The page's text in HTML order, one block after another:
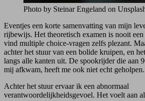
Photo by Steinar Engeland on
Eventjes een korte samenvatting van mijn
rijbewijs. Het theoretisch examen is nooit
vind multiple choice-vragen zelfs plezant.
achter het stuur van een bolide kruipen, en
langs alle kanten uit. De spookrijder die aan
mij afkwam, heeft me ook niet echt geholpen.
Achter het stuur ervaar ik een abnormaal
verantwoordelijkheidsgevoel. Het voelt aan